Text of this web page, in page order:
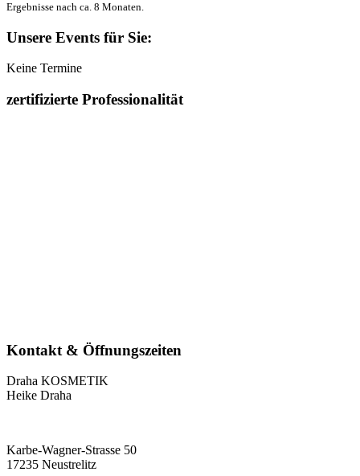
Ergebnisse nach ca. 8 Monaten.
Unsere Events für Sie:
Keine Termine
zertifizierte Professionalität
Kontakt & Öffnungszeiten
Draha KOSMETIK
Heike Draha
Karbe-Wagner-Strasse 50
17235 Neustrelitz